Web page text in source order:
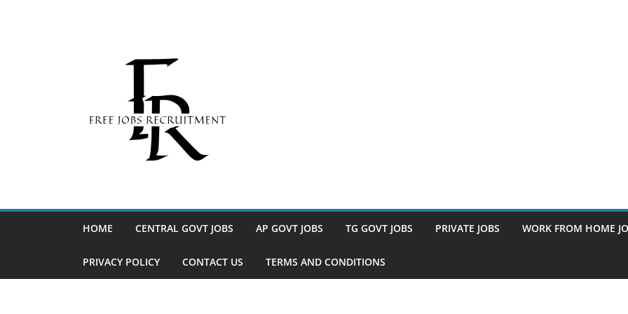
HOME CENTRAL GOVT JOBS AP GOVT JOBS TG GOVT JOBS PRIVATE JOBS WORK FROM HOME
PRIVACY POLICY CONTACT US TERMS AND CONDITIONS